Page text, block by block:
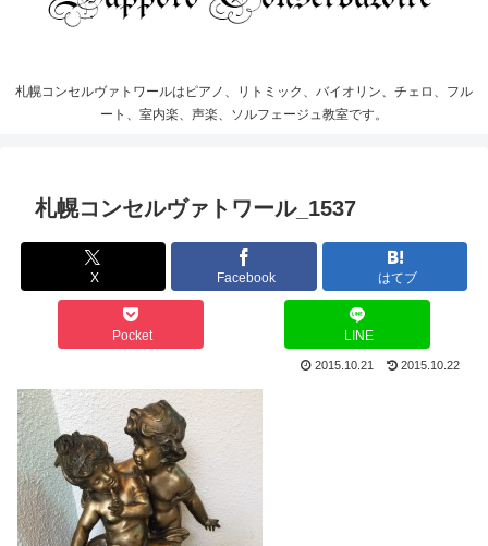
札幌コンセルヴァトワールはピアノ、リトミック、バイオリン、チェロ、フル
ート、室内楽、声楽、ソルフェージュ教室です。
札幌コンセルヴァトワール_1537
X Facebook はてブ
Pocket LINE
2015.10.21 2015.10.22